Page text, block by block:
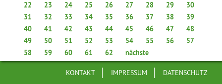
22
23 24 25 26 27 28 29
30
31
32 33 34 35 36 37 38
39
40
41 42 43 44 45 46 47
48
49
50 51 52 53 54 55 56
57
58
59 60 61 62 nächste
KONTAKT IMPRESSUM DATENSCHUTZ